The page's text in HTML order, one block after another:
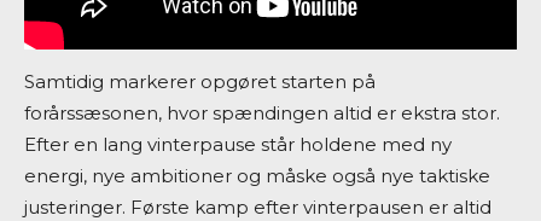
Samtidig markerer opgøret starten på
forårssæsonen, hvor spændingen altid er ekstra stor.
Efter en lang vinterpause står holdene med ny
energi, nye ambitioner og måske også nye taktiske
justeringer. Første kamp efter vinterpausen er altid